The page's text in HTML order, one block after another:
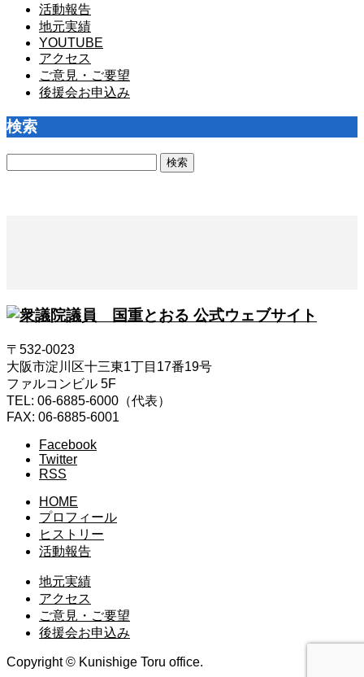
活動報告
地元実績
YOUTUBE
アクセス
ご意見・ご要望
後援会お申込み
検索
〒532-0023
大阪市淀川区十三東1丁目17番19号
ファルコンビル 5F
TEL: 06-6885-6000（代表）
FAX: 06-6885-6001
Facebook
Twitter
RSS
HOME
プロフィール
ヒストリー
活動報告
地元実績
アクセス
ご意見・ご要望
後援会お申込み
Copyright © Kunishige Toru office.